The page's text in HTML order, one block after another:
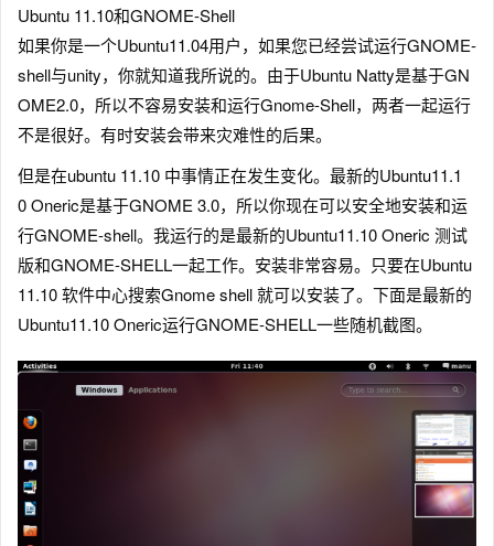
Ubuntu 11.10和GNOME-Shell
如果你是一个Ubuntu11.04用户，如果您已经尝试运行GNOME-
shell与unity，你就知道我所说的。由于Ubuntu Natty是基于GN
OME2.0，所以不容易安装和运行Gnome-Shell，两者一起运行
不是很好。有时安装会带来灾难性的后果。
但是在ubuntu 11.10 中事情正在发生变化。最新的Ubuntu11.1
0 Oneric是基于GNOME 3.0，所以你现在可以安全地安装和运
行GNOME-shell。我运行的是最新的Ubuntu11.10 Oneric 测试
版和GNOME-SHELL一起工作。安装非常容易。只要在Ubuntu
11.10 软件中心搜索Gnome shell 就可以安装了。下面是最新的
Ubuntu11.10 Oneric运行GNOME-SHELL一些随机截图。